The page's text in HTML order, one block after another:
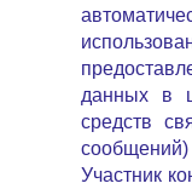
данных в
средств
сообщений)
Участник